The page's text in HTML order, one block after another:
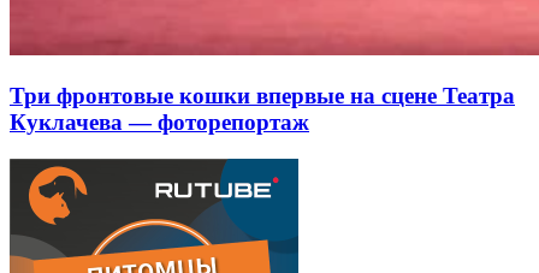
Три фронтовые кошки впервые на сцене Театра
Куклачева — фоторепортаж